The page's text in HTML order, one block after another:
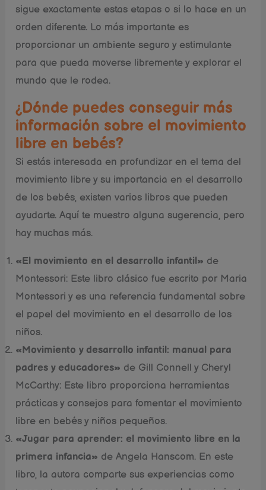
sigue exactamente estas etapas o si lo hace en un
orden diferente. Lo más importante es
proporcionar un ambiente seguro y estimulante
para que pueda moverse libremente y explorar el
mundo que le rodea.
¿Dónde puedes conseguir más
información sobre el movimiento
libre en bebés?
Si estás interesada en profundizar en el tema del
movimiento libre y su importancia en el desarrollo
de los bebés, existen varios libros que pueden
ayudarte. Aquí te muestro alguna sugerencia, pero
hay muchas más.
«El movimiento en el desarrollo infantil» de
Montessori: Este libro clásico fue escrito por Maria
Montessori y es una referencia fundamental sobre
el papel del movimiento en el desarrollo de los
niños.
«Movimiento y desarrollo infantil: manual para
padres y educadores» de Gill Connell y Cheryl
McCarthy: Este libro proporciona herramientas
prácticas y consejos para fomentar el movimiento
libre en bebés y niños pequeños.
«Jugar para aprender: el movimiento libre en la
primera infancia» de Angela Hanscom. En este
libro, la autora comparte sus experiencias como